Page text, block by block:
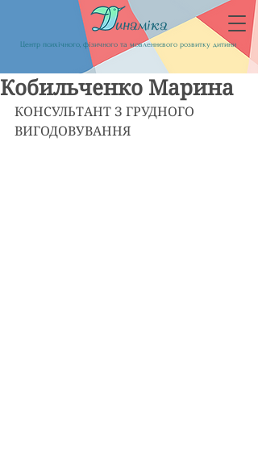
Центр психічного, фізичного та мовленнєвого розвитку дитини
Кобильченко Марина
КОНСУЛЬТАНТ З ГРУДНОГО
ВИГОДОВУВАННЯ